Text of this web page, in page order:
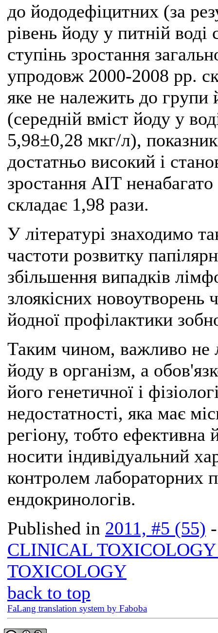
до йододефіцитних (за
рівень йоду у питній
ступінь зростання
упродовж 2000-2008 рр.
яке не належить до групи
(середній вміст йоду у
5,98±0,28 мкг/л), показник
достатньо високий і
зростання АІТ
складає 1,98 рази.
У літературі знаходимо
частоти розвитку
збільшення випадків
злоякісних новоутворень
йодної профілактики
Таким чином, важливо не
йоду в організм, а
його генетичної і
недостатності, яка має
регіону, тобто ефективна
носити індивідуальний
контролем лабораторних
ендокринологів.
Published in 2011, #5 (55)
CLINICAL
TOXICOLOGY
back to top
FaLang translation system by Faboba